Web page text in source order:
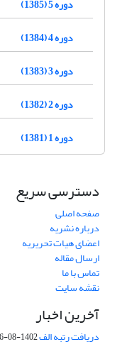
دوره 5 (1385)
دوره 4 (1384)
دوره 3 (1383)
دوره 2 (1382)
دوره 1 (1381)
دسترسی سریع
صفحه اصلی
درباره نشریه
اعضای هیات تحریریه
ارسال مقاله
تماس با ما
نقشه سایت
آخرین اخبار
دریافت رتبه الف1402-08-06